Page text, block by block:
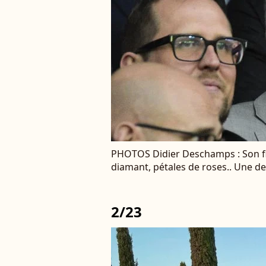
PHOTOS Didier Deschamps :
diamant, pétales de roses.. Une
2/23